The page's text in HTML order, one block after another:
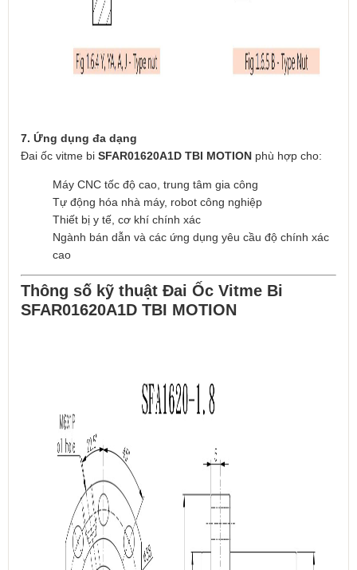
7. Ứng dụng đa dạng
Đai ốc vitme bi SFAR01620A1D TBI MOTION phù hợp cho:
Máy CNC tốc độ cao, trung tâm gia công
Tự động hóa nhà máy, robot công nghiệp
Thiết bị y tế, cơ khí chính xác
Ngành bán dẫn và các ứng dụng yêu cầu độ chính xác
cao
Thông số kỹ thuật Đai Ốc Vitme Bi
SFAR01620A1D TBI MOTION